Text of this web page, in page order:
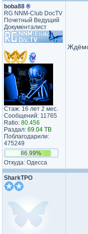
boba88 ®
RG NNM-Club DocTV
Почетный Ведущий
Документалист
Стаж: 16 лет 2 мес.
Сообщений: 11765
Ratio: 80.456
Раздал: 69.04 TB
Поблагодарили:
475249
86.99%
Откуда: Одесса
SharkTPO